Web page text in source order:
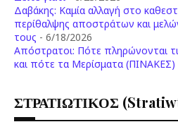
Δαβάκης: Καμία αλλαγή στο
περίθαλψης αποστράτων και
τους - 6/18/2026
Aπόστρατοι: Πότε πληρώνονται
και πότε τα Μερίσματα (ΠΙΝΑΚΕΣ)
ΣΤΡΑΤΙΩΤΙΚΟΣ